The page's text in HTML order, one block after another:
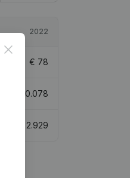
2022
€ 78
10.078
2.929
Close